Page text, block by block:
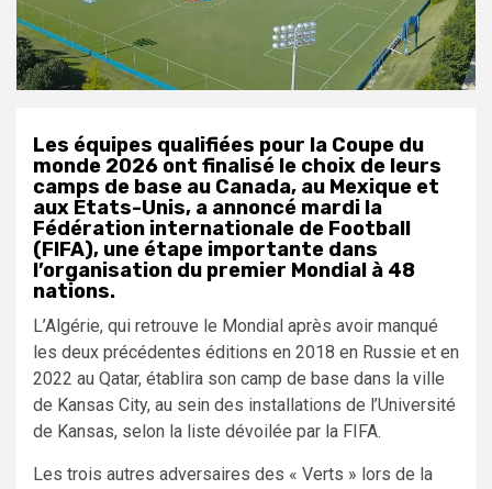
Les équipes qualifiées pour la Coupe du
monde 2026 ont finalisé le choix de leurs
camps de base au Canada, au Mexique et
aux Etats-Unis, a annoncé mardi la
Fédération internationale de Football
(FIFA), une étape importante dans
l’organisation du premier Mondial à 48
nations.
L’Algérie, qui retrouve le Mondial après avoir manqué
les deux précédentes éditions en 2018 en Russie et en
2022 au Qatar, établira son camp de base dans la ville
de Kansas City, au sein des installations de l’Université
de Kansas, selon la liste dévoilée par la FIFA.
Les trois autres adversaires des « Verts » lors de la